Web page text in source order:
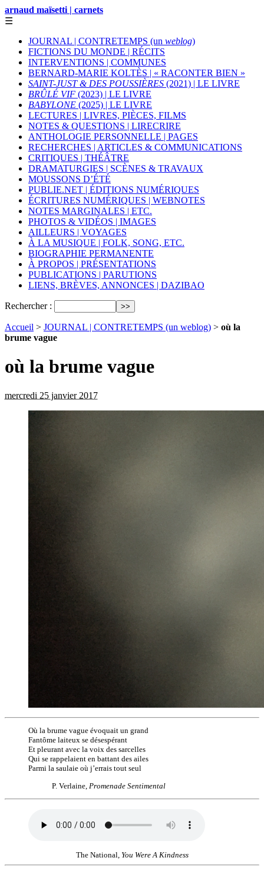
arnaud maïsetti | carnets
☰
JOURNAL | CONTRETEMPS (un weblog)
FICTIONS DU MONDE | RÉCITS
INTERVENTIONS | COMMUNES
BERNARD-MARIE KOLTÈS | « RACONTER BIEN »
SAINT-JUST & DES POUSSIÈRES (2021) | LE LIVRE
BRÛLÉ VIF (2023) | LE LIVRE
BABYLONE (2025) | LE LIVRE
LECTURES | LIVRES, PIÈCES, FILMS
NOTES & QUESTIONS | LIRECRIRE
ANTHOLOGIE PERSONNELLE | PAGES
RECHERCHES | ARTICLES & COMMUNICATIONS
CRITIQUES | THÉÂTRE
DRAMATURGIES | SCÈNES & TRAVAUX
MOUSSONS D’ÉTÉ
PUBLIE.NET | ÉDITIONS NUMÉRIQUES
ÉCRITURES NUMÉRIQUES | WEBNOTES
NOTES MARGINALES | ETC.
PHOTOS & VIDÉOS | IMAGES
AILLEURS | VOYAGES
À LA MUSIQUE | FOLK, SONG, ETC.
BIOGRAPHIE PERMANENTE
À PROPOS | PRÉSENTATIONS
PUBLICATIONS | PARUTIONS
LIENS, BRÈVES, ANNONCES | DAZIBAO
Rechercher :
Accueil > JOURNAL | CONTRETEMPS (un weblog) > où la
brume vague
où la brume vague
mercredi 25 janvier 2017
Où la brume vague évoquait un grand
Fantôme laiteux se désespérant
Et pleurant avec la voix des sarcelles
Qui se rappelaient en battant des ailes
Parmi la saulaie où j’errais tout seul
P. Verlaine, Promenade Sentimental
The National, You Were A Kindness